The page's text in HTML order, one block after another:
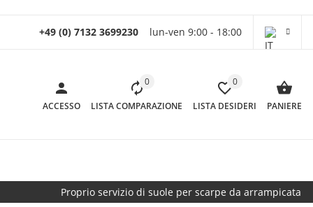
+49 (0) 7132 3699230 lun-ven 9:00 - 18:00
ACCESSO
0
LISTA COMPARAZIONE
0
LISTA DESIDERI PANIERE
Proprio servizio di suole per scarpe da arrampicata